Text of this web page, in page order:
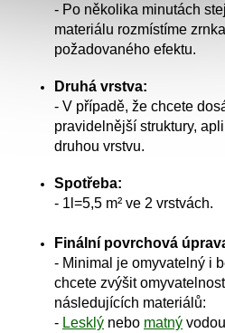
- Po několika minutách
materiálu rozmístíme
požadovaného efektu.
Druhá vrstva:
- V případě, že chcete
pravidelnější struktury,
druhou vrstvu.
Spotřeba:
- 1l=5,5 m² ve 2 vrstvách.
Finální povrchová
- Minimal je omyvatelný i
chcete zvýšit
následujících materiálů:
- Lesklý nebo matný